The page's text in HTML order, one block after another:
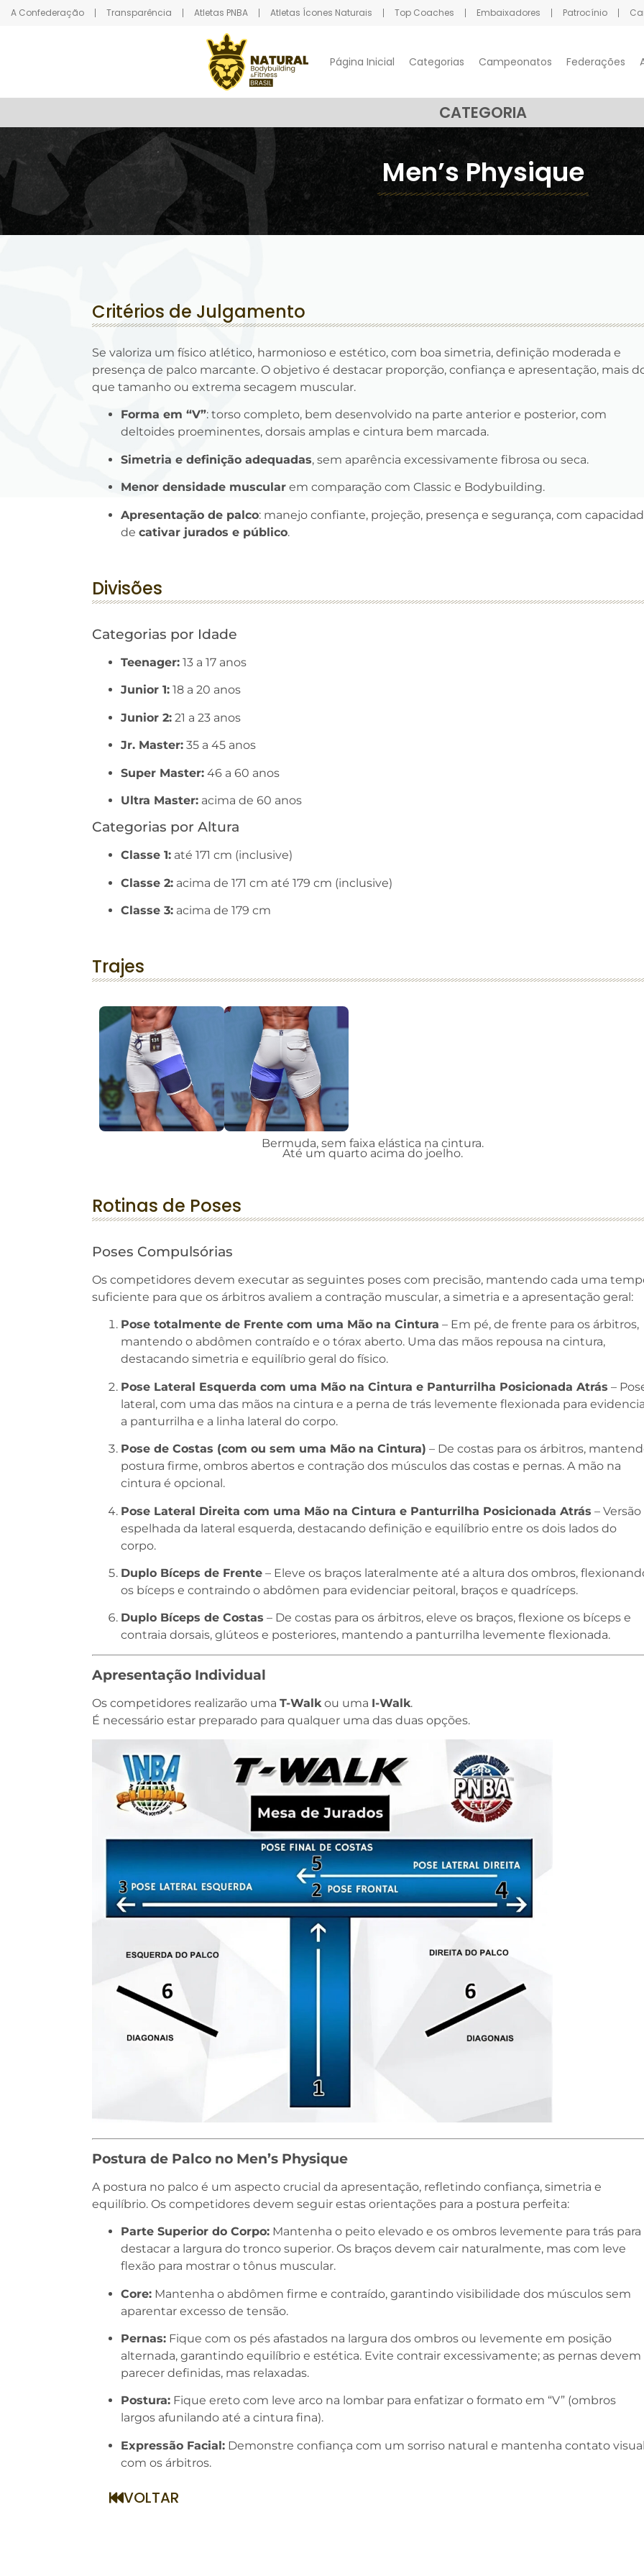
A Confederação Transparência Atletas PNBA Atletas Ícones Naturais Top Coaches Embaixadores Patrocínio
Página Inicial Categorias Campeonatos Federações
CATEGORIA
Men’s Physique
Critérios de Julgamento
Se valoriza um físico atlético, harmonioso e estético, com boa simetria, definição moderada e
presença de palco marcante. O objetivo é destacar proporção, confiança e apresentação, mais
que tamanho ou extrema secagem muscular.
Forma em “V”: torso completo, bem desenvolvido na parte anterior e posterior, com
deltoides proeminentes, dorsais amplas e cintura bem marcada.
Simetria e definição adequadas, sem aparência excessivamente fibrosa ou seca.
Menor densidade muscular em comparação com Classic e Bodybuilding.
Apresentação de palco: manejo confiante, projeção, presença e segurança, com
decativar jurados e público.
Divisões
Categorias por Idade
Teenager: 13 a 17 anos
Junior 1: 18 a 20 anos
Junior 2: 21 a 23 anos
Jr. Master: 35 a 45 anos
Super Master: 46 a 60 anos
Ultra Master: acima de 60 anos
Categorias por Altura
Classe 1: até 171 cm (inclusive)
Classe 2: acima de 171 cm até 179 cm (inclusive)
Classe 3: acima de 179 cm
Trajes
Bermuda, sem faixa elástica na cintura.
Até um quarto acima do joelho.
Rotinas de Poses
Poses Compulsórias
Os competidores devem executar as seguintes poses com precisão, mantendo cada uma
suficiente para que os árbitros avaliem a contração muscular, a simetria e a apresentação geral:
Pose totalmente de Frente com uma Mão na Cintura – Em pé, de frente para os árbitros,
mantendo o abdômen contraído e o tórax aberto. Uma das mãos repousa na cintura,
destacando simetria e equilíbrio geral do físico.
Pose Lateral Esquerda com uma Mão na Cintura e Panturrilha Posicionada Atrás –
lateral, com uma das mãos na cintura e a perna de trás levemente flexionada para
a panturrilha e a linha lateral do corpo.
Pose de Costas (com ou sem uma Mão na Cintura) – De costas para os árbitros,
postura firme, ombros abertos e contração dos músculos das costas e pernas. A mão na
cintura é opcional.
Pose Lateral Direita com uma Mão na Cintura e Panturrilha Posicionada Atrás – Versão
espelhada da lateral esquerda, destacando definição e equilíbrio entre os dois lados do
corpo.
Duplo Bíceps de Frente – Eleve os braços lateralmente até a altura dos ombros,
os bíceps e contraindo o abdômen para evidenciar peitoral, braços e quadríceps.
Duplo Bíceps de Costas – De costas para os árbitros, eleve os braços, flexione os bíceps e
contraia dorsais, glúteos e posteriores, mantendo a panturrilha levemente flexionada.
Apresentação Individual
Os competidores realizarão umaT-Walk ou uma I-Walk.
É necessário estar preparado para qualquer uma das duas opções.
Postura de Palco no Men’s Physique
A postura no palco é um aspecto crucial da apresentação, refletindo confiança, simetria e
equilíbrio. Os competidores devem seguir estas orientações para a postura perfeita:
Parte Superior do Corpo: Mantenha o peito elevado e os ombros levemente para trás para
destacar a largura do tronco superior. Os braços devem cair naturalmente, mas com leve
flexão para mostrar o tônus muscular.
Core: Mantenha o abdômen firme e contraído, garantindo visibilidade dos músculos sem
aparentar excesso de tensão.
Pernas: Fique com os pés afastados na largura dos ombros ou levemente em posição
alternada, garantindo equilíbrio e estética. Evite contrair excessivamente; as pernas devem
parecer definidas, mas relaxadas.
Postura: Fique ereto com leve arco na lombar para enfatizar o formato em “V” (ombros
largos afunilando até a cintura fina).
Expressão Facial: Demonstre confiança com um sorriso natural e mantenha contato
com os árbitros.
VOLTAR